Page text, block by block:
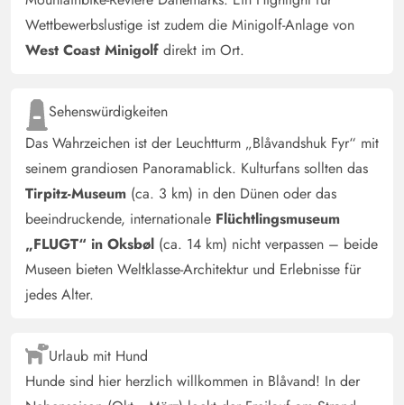
Wettbewerbslustige ist zudem die Minigolf-Anlage von
West Coast Minigolf direkt im Ort.
Sehenswürdigkeiten
Das Wahrzeichen ist der Leuchtturm „Blåvandshuk Fyr“ mit
seinem grandiosen Panoramablick. Kulturfans sollten das
Tirpitz-Museum (ca. 3 km) in den Dünen oder das
beeindruckende, internationale Flüchtlingsmuseum
„FLUGT“ in Oksbøl (ca. 14 km) nicht verpassen – beide
Museen bieten Weltklasse-Architektur und Erlebnisse für
jedes Alter.
Urlaub mit Hund
Hunde sind hier herzlich willkommen in Blåvand! In der